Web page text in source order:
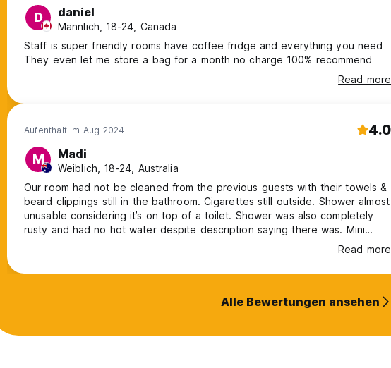
D daniel
Männlich, 18-24, Canada
Staff is super friendly rooms have coffee fridge and everything you need
They even let me store a bag for a month no charge 100% recommend
Read more
Aufenthalt im Aug 2024 4.0
M Madi
Weiblich, 18-24, Australia
Our room had not be cleaned from the previous guests with their towels &
beard clippings still in the bathroom. Cigarettes still outside. Shower almost
unusable considering it’s on top of a toilet. Shower was also completely
rusty and had no hot water despite description saying there was. Mini
Surroundings of the hostel weren’t very pleasant either, with a view and
smell of a burning rubbish tip. I wouldn’t recommend this place.
Read more
Alle Bewertungen ansehen